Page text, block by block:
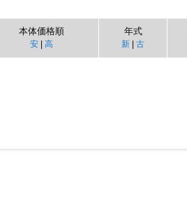
本体価格順
安| 高
年式
新 | 古